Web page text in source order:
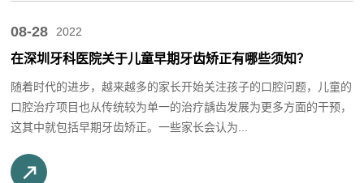
08-28 2022
在深圳牙科医院关于儿童早期牙齿矫正有哪些须知？
随着时代的进步，越来越多的家长开始关注孩子的口腔问题，儿童的
口腔治疗项目也从传统较为单一的治疗龋齿发展为更多方面的干预，
这其中就包括早期牙齿矫正。一些家长会认为...